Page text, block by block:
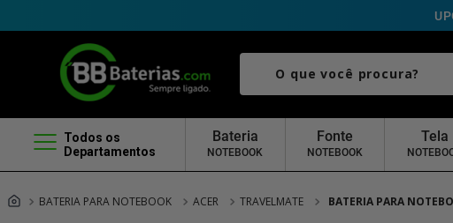
O que você procura?
Todos os
Departamentos
Bateria
NOTEBOOK
Fonte
NOTEBOOK
Tela
BATERIA PARA NOTEBOOK ACER TRAVELMATE BATERIA PARA